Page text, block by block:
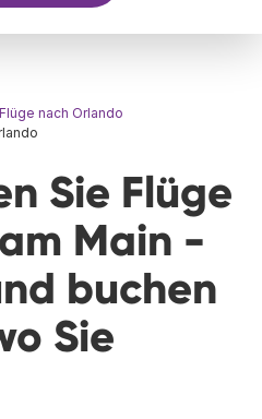
Flüge nach Orlando
Sie Flüge
Main -
buchen
Sie